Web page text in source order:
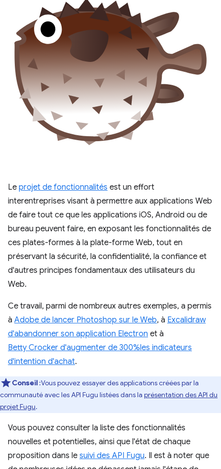
Le projet de fonctionnalités est un effort
interentreprises visant à permettre aux applications Web
de faire tout ce que les applications iOS, Android ou de
bureau peuvent faire, en exposant les fonctionnalités de
ces plates-formes à la plate-forme Web, tout en
préservant la sécurité, la confidentialité, la confiance et
d'autres principes fondamentaux des utilisateurs du
Web.
Ce travail, parmi de nombreux autres exemples, a permis
à Adobe de lancer Photoshop sur le Web, à Excalidraw
d'abandonner son application Electron et à
Betty Crocker d'augmenter de 300%les indicateurs
d'intention d'achat.
Conseil :Vous pouvez essayer des applications créées par la
communauté avec les API Fugu listées dans la présentation des API du
projet Fugu.
Vous pouvez consulter la liste des fonctionnalités
nouvelles et potentielles, ainsi que l'état de chaque
proposition dans le suivi des API Fugu. Il est à noter que